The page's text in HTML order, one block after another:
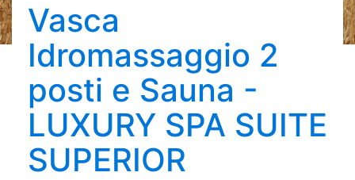
Vasca
Idromassaggio 2
posti e Sauna -
LUXURY SPA SUITE
SUPERIOR